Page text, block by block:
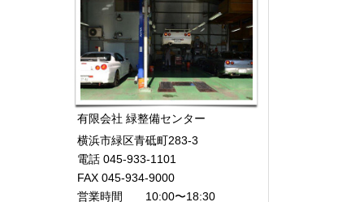
有限会社 緑整備センター
横浜市緑区青砥町283-3
電話 045-933-1101
FAX 045-934-9000
営業時間 10:00〜18:30